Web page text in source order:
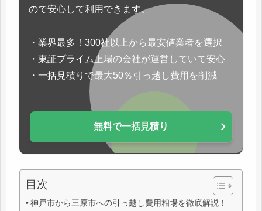
ので安心して利用できます。
・業界最多！300社以上から最安値業者を選択
・東証プライム上場の会社が運営していて安心
・一括見積りで最大50％引っ越し費用を削減
無料で一括見積り
目次
神戸市から三原市への引っ越し費用相場を徹底解説！